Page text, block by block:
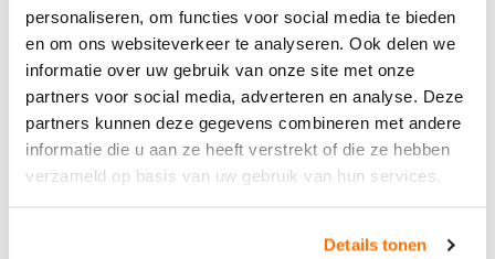
personaliseren, om functies voor social media te bieden
en om ons websiteverkeer te analyseren. Ook delen we
informatie over uw gebruik van onze site met onze
partners voor social media, adverteren en analyse. Deze
partners kunnen deze gegevens combineren met andere
informatie die u aan ze heeft verstrekt of die ze hebben
verzameld op basis van uw gebruik van hun services.
Details tonen